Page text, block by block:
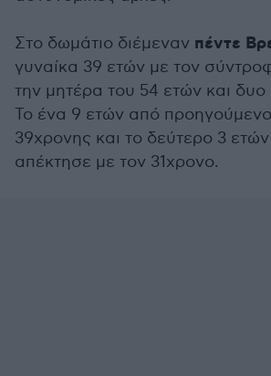
Στο δωμάτιο διέμεναν πέντε
γυναίκα 39 ετών με τον
την μητέρα του 54 ετών και δυο
Το ένα 9 ετών από
39χρονης και το δεύτερο 3 ετών
απέκτησε με τον 31χρονο.